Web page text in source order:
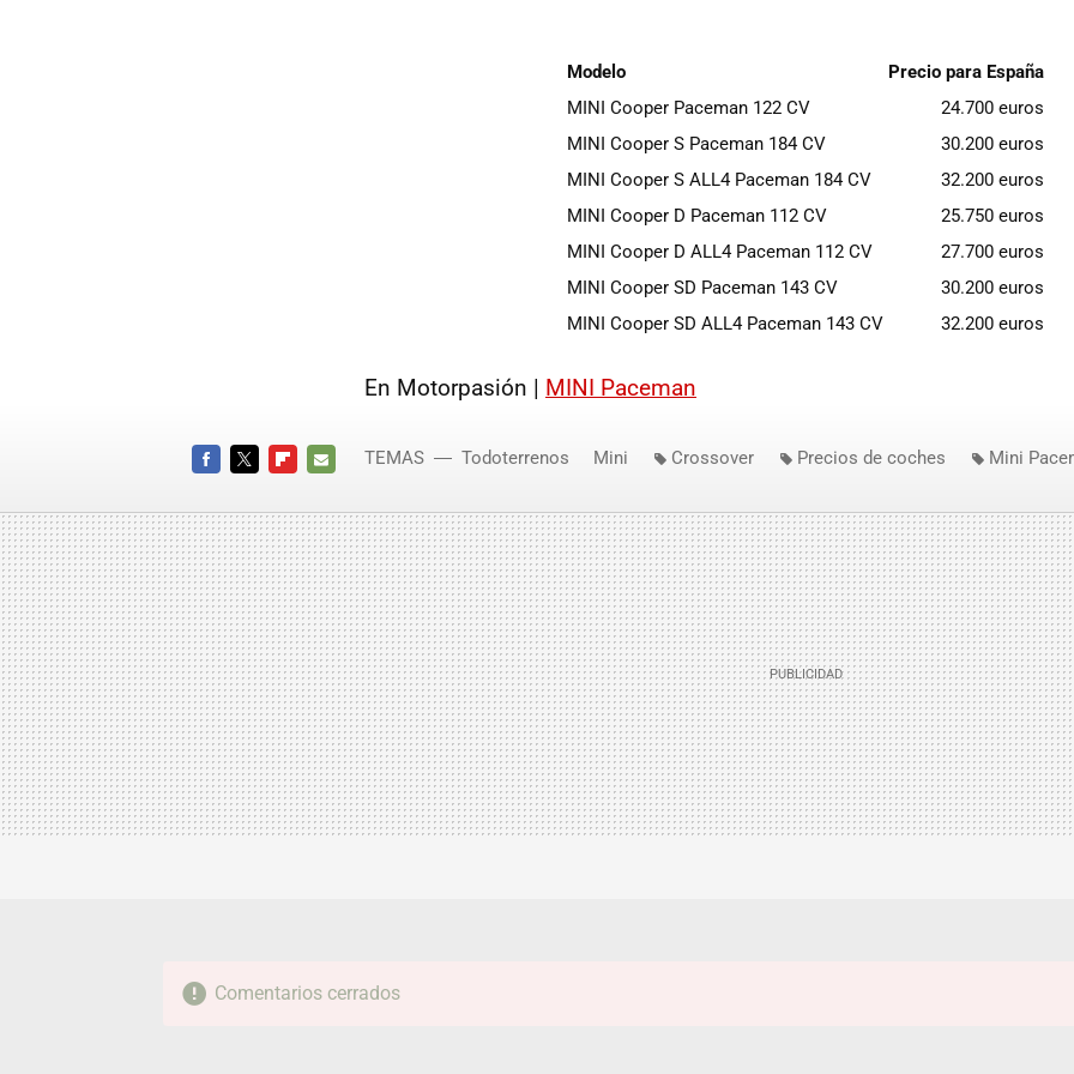
Modelo
Precio para España
MINI Cooper Paceman 122 CV
24.700 euros
MINI Cooper S Paceman 184 CV
30.200 euros
MINI Cooper S ALL4 Paceman 184 CV
32.200 euros
MINI Cooper D Paceman 112 CV
25.750 euros
MINI Cooper D ALL4 Paceman 112 CV
27.700 euros
MINI Cooper SD Paceman 143 CV
30.200 euros
MINI Cooper SD ALL4 Paceman 143 CV 32.200 euros
En Motorpasión | MINI Paceman
MAIL
TEMAS Todoterrenos Mini Crossover Precios de coches Mini
Comentarios cerrados